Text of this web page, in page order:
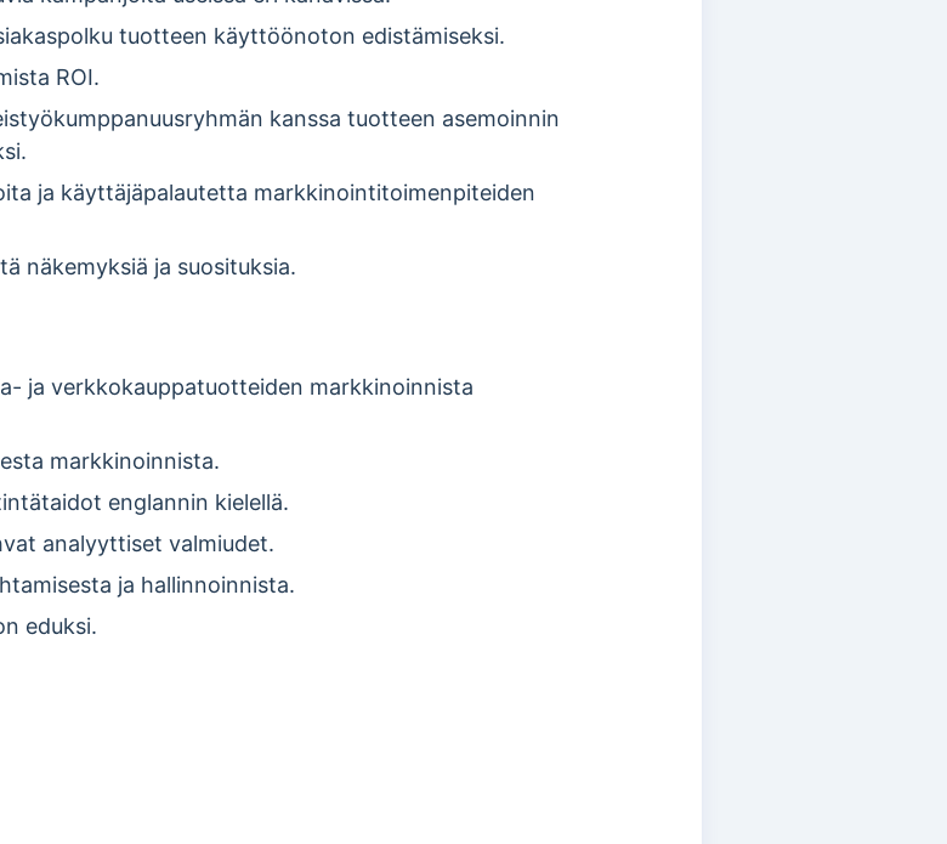
tuotteen käyttöönoton edistämiseksi.
ROI.
kanssa tuotteen asemoinnin
ja käyttäjäpalautetta markkinointitoimenpiteiden
näkemyksiä ja suosituksia.
ja verkkokauppatuotteiden markkinoinnista
markkinoinnista.
englannin kielellä.
analyyttiset valmiudet.
ja hallinnoinnista.
eduksi.